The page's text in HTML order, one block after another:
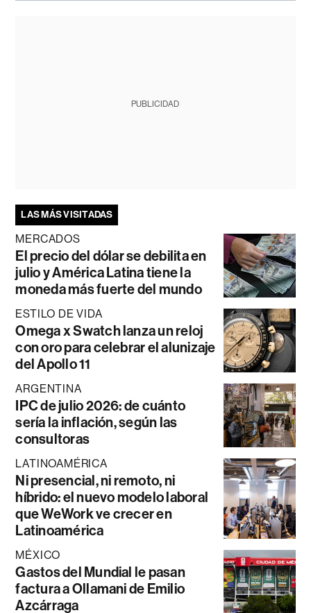
PUBLICIDAD
LAS MÁS VISITADAS
MERCADOS
El precio del dólar se debilita en
julio y América Latina tiene la
moneda más fuerte del mundo
ESTILO DE VIDA
Omega x Swatch lanza un reloj
con oro para celebrar el alunizaje
del Apollo 11
ARGENTINA
IPC de julio 2026: de cuánto
sería la inflación, según las
consultoras
LATINOAMÉRICA
Ni presencial, ni remoto, ni
híbrido: el nuevo modelo laboral
que WeWork ve crecer en
Latinoamérica
MÉXICO
Gastos del Mundial le pasan
factura a Ollamani de Emilio
Azcárraga